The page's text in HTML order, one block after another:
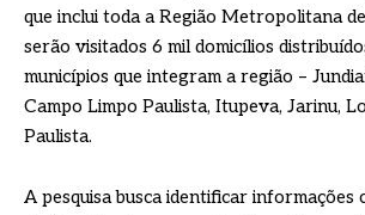
que inclui toda a Região Metropolitana
serão visitados 6 mil domicílios
municípios que integram a região –
Campo Limpo Paulista, Itupeva, Jarinu,
Paulista.
A pesquisa busca identificar informações